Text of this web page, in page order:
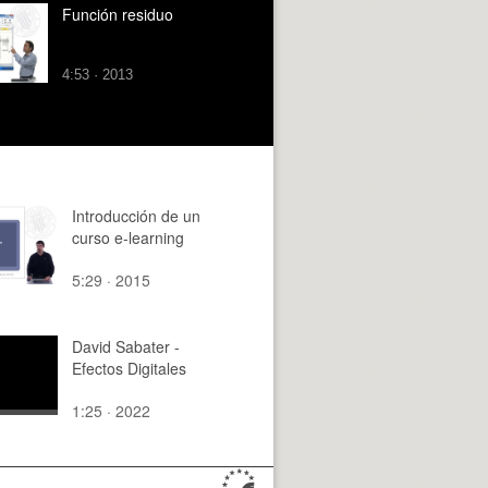
Función residuo
4:53 · 2013
Introducción de un
curso e-learning
5:29 · 2015
David Sabater -
Efectos Digitales
1:25 · 2022